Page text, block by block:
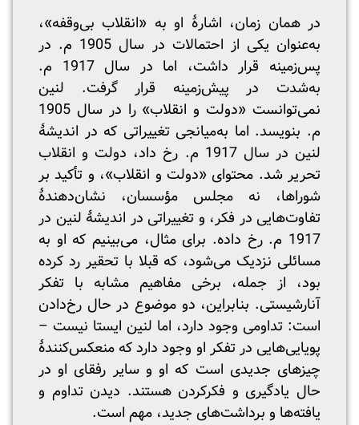
در همان زمان، اشارۀ او به «انقلاب بی‌وقفه»،
به‌عنوان یکی از احتمالات در سال 1905 م. در
پس‌زمینه قرار داشت، اما در سال 1917 م.
به‌شدت در پیش‌زمینه قرار گرفت. لنین
نمی‌توانست «دولت و انقلاب» را در سال 1905
م. بنویسد. اما به‌میانجی تغییراتی که در اندیشۀ
لنین در سال 1917 م. رخ داد، دولت و انقلاب
تحریر شد. محتوای «دولت و انقلاب»، و تأکید بر
شوراها، نه مجلس مؤسسان، نشان‌دهندۀ
تفاوت‌هایی در فکر، و تغییراتی در اندیشۀ لنین در
1917 م. رخ داده. برای مثال، می‌بینیم که او به
مسائلی نزدیک می‌شود، که قبلا با تحقیر رد کرده
بود، از جمله، برخی مفاهیم مشابه با تفکر
آنارشیستی. بنابراین، دو موضوع در حال رخ‌دادن
است: تداومی وجود دارد، اما لنین ایستا نیست –
پویایی‌هایی در تفکر او وجود دارد که منعکس‌کنندۀ
چیزهای جدیدی است که او و سایر رفقای او در
حال یادگیری و فکرکردن هستند. دیدن تداوم و
یافته‌ها و برداشت‌های جدید، مهم است.